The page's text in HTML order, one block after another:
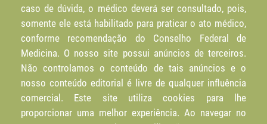
caso de dúvida, o médico deverá ser consultado, pois,
somente ele está habilitado para praticar o ato médico,
conforme recomendação do Conselho Federal de
Medicina. O nosso site possui anúncios de terceiros.
Não controlamos o conteúdo de tais anúncios e o
nosso conteúdo editorial é livre de qualquer influência
comercial. Este site utiliza cookies para lhe
proporcionar uma melhor experiência. Ao navegar no